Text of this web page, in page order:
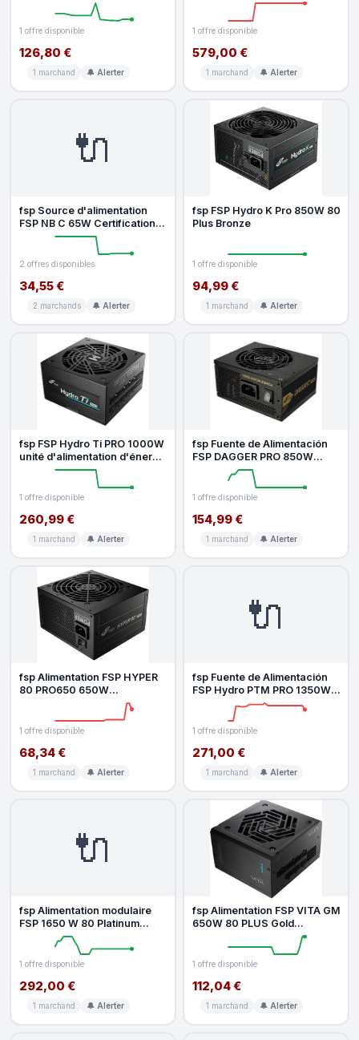
PLUS Gold non modulaire
redondan
1 offre disponible
126,80 €
1 marchand 🔔 Alerter
Certificación 80 PLUS Gold
1 offre disponible
579,00 €
1 marchand 🔔 Alerter
🔌
fsp Source d'alimentation
FSP NB C 65W Certification
UL ECOLOGO USB-C PD
2 offres disponibles
34,55 €
2 marchands 🔔 Alerter
fsp FSP Hydro K Pro 850W 80
Plus Bronze
1 offre disponible
94,99 €
1 marchand 🔔 Alerter
fsp FSP Hydro Ti PRO 1000W
unité d'alimentation d'énergie
20 4 pin ATX ATX Black
1 offre disponible
260,99 €
1 marchand 🔔 Alerter
fsp Fuente de Alimentación
FSP DAGGER PRO 850W
Certificación 80 PLUS Gold
modula
1 offre disponible
154,99 €
1 marchand 🔔 Alerter
fsp Alimentation FSP HYPER
80 PRO650 650W
Certification 80 PLUS Bronze
1 offre disponible
68,34 €
1 marchand 🔔 Alerter
🔌
fsp Fuente de Alimentación
FSP Hydro PTM PRO 1350W
Certificación 80 Platinum
1 offre disponible
271,00 €
1 marchand 🔔 Alerter
🔌
fsp Alimentation modulaire
FSP 1650 W 80 Platinum
Hydro PTM PRO ATX 3.0
avec pro
1 offre disponible
292,00 €
1 marchand 🔔 Alerter
fsp Alimentation FSP VITA GM
650W 80 PLUS Gold
1 offre disponible
112,04 €
1 marchand 🔔 Alerter